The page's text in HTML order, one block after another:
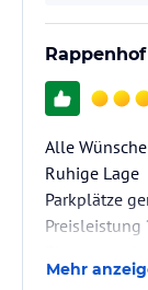
Alle
Ruhige Lage
Parkplätze
Preisleistung
Zimmer wohl
Mehr